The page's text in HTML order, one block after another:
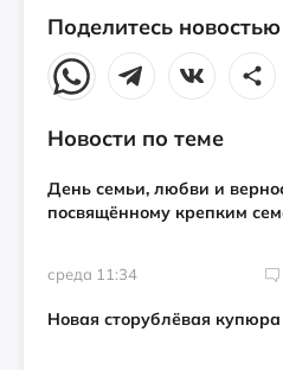
Поделитесь новостью
Новости по теме
День семьи, любви и
посвящённому крепким
среда 11:34
Новая сторублёвая